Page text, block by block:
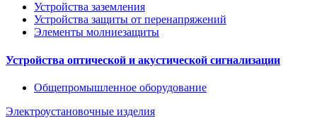
Устройства заземления
Устройства защиты от перенапряжений
Элементы молниезащиты
Устройства оптической и акустической сигнализации
Общепромышленное оборудование
Электроустановочные изделия